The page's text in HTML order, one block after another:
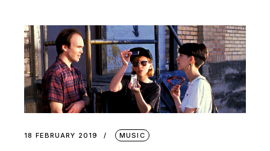
18 FEBRUARY 2019 MUSIC